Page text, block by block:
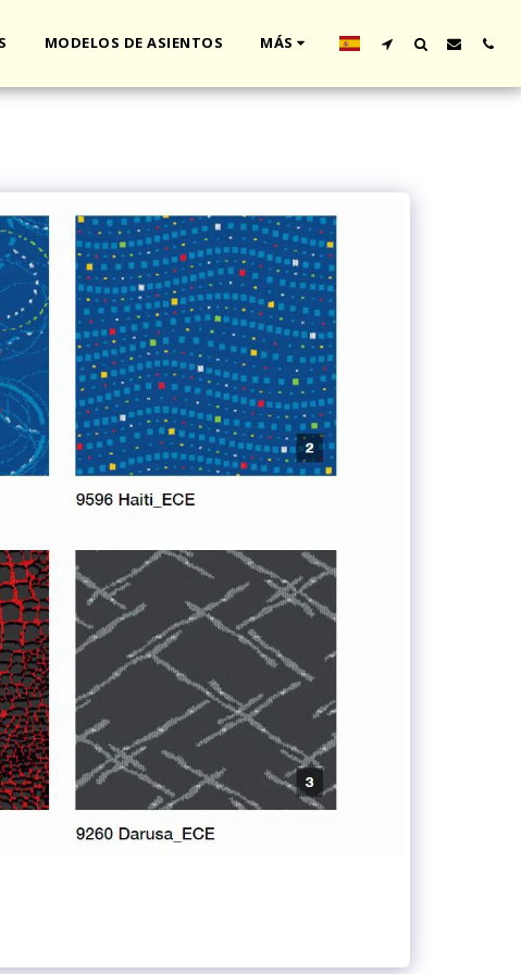
MODELOS DE ASIENTOS MÁS